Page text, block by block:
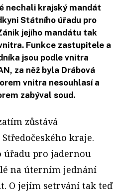
nechali krajský mandát
Státního úřadu pro
jejího mandátu tak
Funkce zastupitele a
jsou podle vnitra
za něž byla Drábová
vnitra nesouhlasí a
zabýval soud.
zůstává
Středočeského kraje.
úřadu pro jadernou
na úterním jednání
O jejím setrvání tak teď